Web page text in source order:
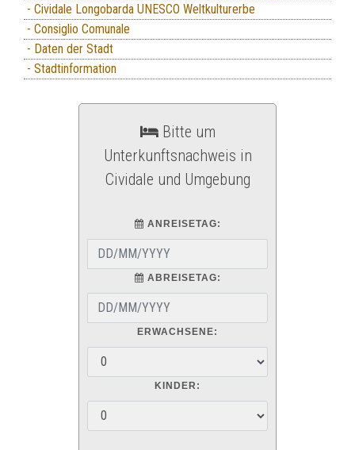
- Cividale Longobarda UNESCO Weltkulturerbe
- Consiglio Comunale
- Daten der Stadt
- Stadtinformation
Bitte um
Unterkunftsnachweis in
Cividale und Umgebung
ANREISETAG:
ABREISETAG:
ERWACHSENE:
KINDER: